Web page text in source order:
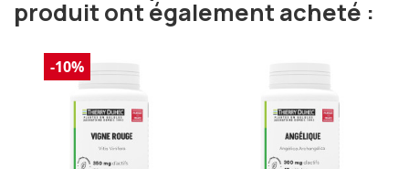
produit ont également acheté :
-10%